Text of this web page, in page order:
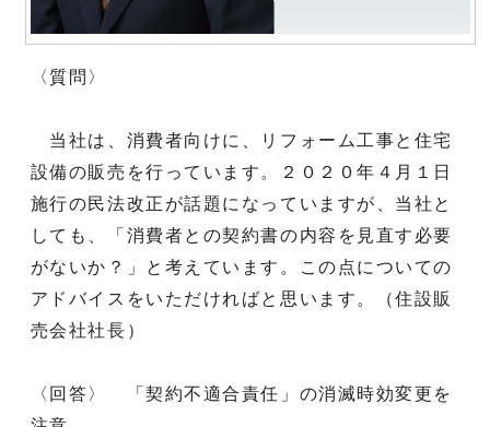
〈質問〉
当社は、消費者向けに、リフォーム工事と住宅
設備の販売を行っています。２０２０年４月１日
施行の民法改正が話題になっていますが、当社と
しても、「消費者との契約書の内容を見直す必要
がないか？」と考えています。この点についての
アドバイスをいただければと思います。（住設販
売会社社長）
〈回答〉 「契約不適合責任」の消滅時効変更を